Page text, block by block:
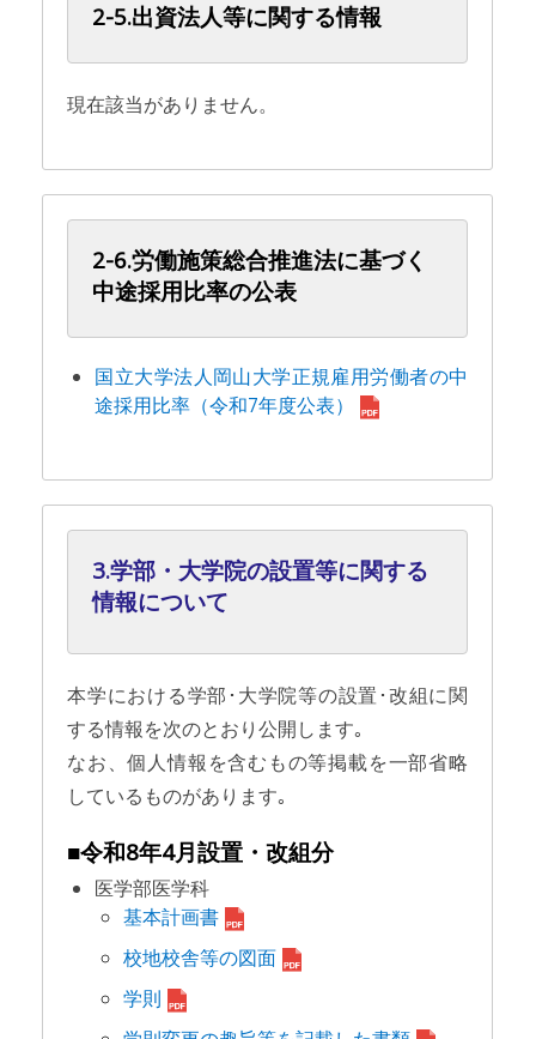
2-5.出資法人等に関する情報
現在該当がありません。
2-6.労働施策総合推進法に基づく
中途採用比率の公表
国立大学法人岡山大学正規雇用労働者の中
途採用比率（令和7年度公表）
3.学部・大学院の設置等に関する
情報について
本学における学部･大学院等の設置･改組に関
する情報を次のとおり公開します｡
なお、個人情報を含むもの等掲載を一部省略
しているものがあります｡
■令和8年4月設置・改組分
医学部医学科
基本計画書
校地校舎等の図面
学則